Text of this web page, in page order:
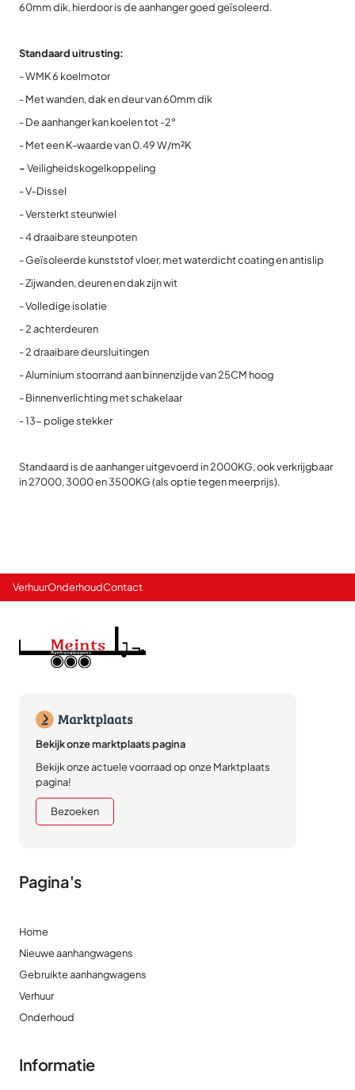
60mm dik, hierdoor is de aanhanger goed geïsoleerd.
Standaard uitrusting:
- WMK 6 koelmotor
- Met wanden, dak en deur van 60mm dik
- De aanhanger kan koelen tot -2°
- Met een K-waarde van 0.49 W/m²K
-Veiligheidskogelkoppeling
- V-Dissel
- Versterkt steunwiel
- 4 draaibare steunpoten
- Geïsoleerde kunststof vloer, met waterdicht coating en antislip
- Zijwanden, deuren en dak zijn wit
- Volledige isolatie
- 2 achterdeuren
- 2 draaibare deursluitingen
- Aluminium stoorrand aan binnenzijde van 25CM hoog
- Binnenverlichting met schakelaar
- 13- polige stekker
Standaard is de aanhanger uitgevoerd in 2000KG, ook verkrijgbaar
in 27000, 3000 en 3500KG (als optie tegen meerprijs).
VerhuurOnderhoudContact
Bekijk onze marktplaats pagina
Bekijk onze actuele voorraad op onze Marktplaats
pagina!
Bezoeken
Pagina's
Home
Nieuwe aanhangwagens
Gebruikte aanhangwagens
Verhuur
Onderhoud
Informatie